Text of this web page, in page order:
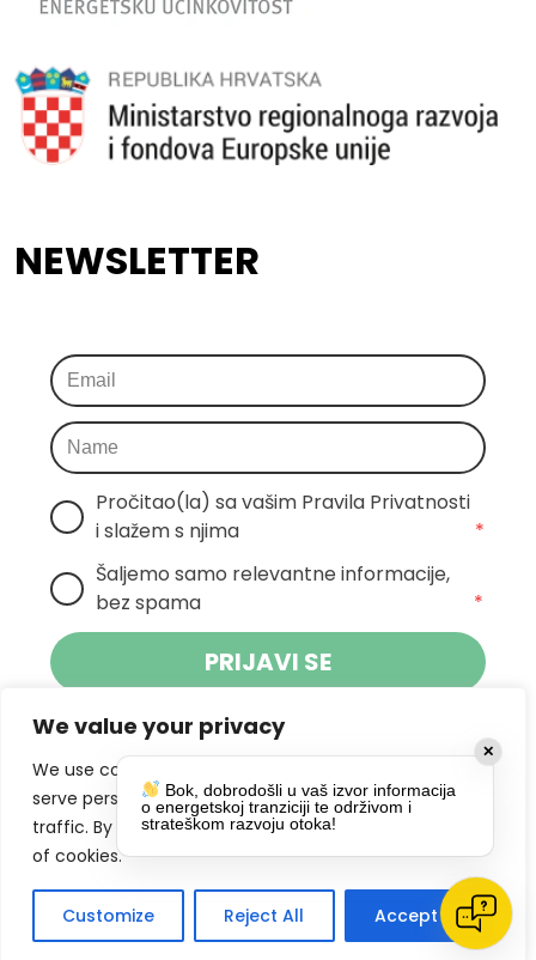
We value your privacy
We use cookies to enhance your browsing experience,
serve personalized ads or content, and analyze our
traffic. By clicking "Accept All", you consent to our use
of cookies.
Customize Reject All Accept All
NEWSLETTER
Pročitao(la) sa vašim Pravila Privatnosti
i slažem s njima
*
Šaljemo samo relevantne informacije,
bez spama
*
PRIJAVI SE
Klikom na gumb dajete suglasnost za
primanje novosti Pokreta Otoka te se
slažete spolitikom privatnosti.
DRUŠTVENE MREŽE
✕
Bok, dobrodošli u vaš izvor informacija
o energetskoj tranziciji te održivom i
strateškom razvoju otoka!